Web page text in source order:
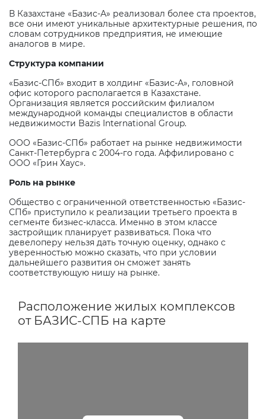
В Казахстане «Базис-А» реализовал более ста проектов,
все они имеют уникальные архитектурные решения, по
словам сотрудников предприятия, не имеющие
аналогов в мире.
Структура компании
«Базис-СПб» входит в холдинг «Базис-А», головной
офис которого располагается в Казахстане.
Организация является российским филиалом
международной команды специалистов в области
недвижимости Bazis International Group.
ООО «Базис-СПб» работает на рынке недвижимости
Санкт-Петербурга с 2004-го года. Аффилировано с
ООО «Грин Хаус».
Роль на рынке
Общество с ограниченной ответственностью «Базис-
СПб» приступило к реализации третьего проекта в
сегменте бизнес-класса. Именно в этом классе
застройщик планирует развиваться. Пока что
девелоперу нельзя дать точную оценку, однако с
уверенностью можно сказать, что при условии
дальнейшего развития он сможет занять
соответствующую нишу на рынке.
Расположение жилых комплексов
от БАЗИС-СПБ на карте